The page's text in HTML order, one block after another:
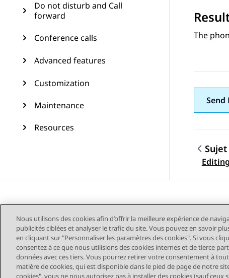
Do not disturb and Call
forward
Conference calls
Advanced features
Customization
Maintenance
Resources
The
Send
Plan du site Conditions
Nous utilisons des cookies afin d’offrir la meilleure expérience de
publicités ciblées et analyser le trafic du site. Vous pouvez en savoir
en cliquant sur "Personnaliser les paramètres des cookies". Si vous
consentez à ce que nous utilisions des cookies internes et de tierce
données avec ces tiers. Vous pourrez retirer votre consentement à
matière de cookies, qui est disponible dans le pied de page de notre
cookies", vous ne nous autorisez pas à installer des cookies (sauf